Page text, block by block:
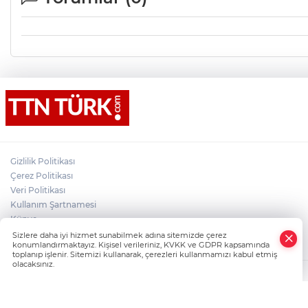
Gizlilik Politikası
Çerez Politikası
Veri Politikası
Kullanım Şartnamesi
Künye
İletişim
Sizlere daha iyi hizmet sunabilmek adına sitemizde çerez
konumlandırmaktayız. Kişisel verileriniz, KVKK ve GDPR kapsamında
toplanıp işlenir. Sitemizi kullanarak, çerezleri kullanmamızı kabul etmiş
olacaksınız.
Whatsapp